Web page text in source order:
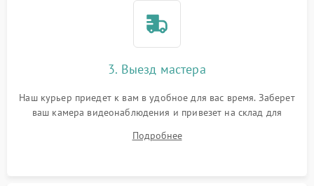
3. Выезд мастера
Наш курьер приедет к вам в удобное для вас время. Заберет
ваш камера видеонаблюдения и привезет на склад для
Подробнее